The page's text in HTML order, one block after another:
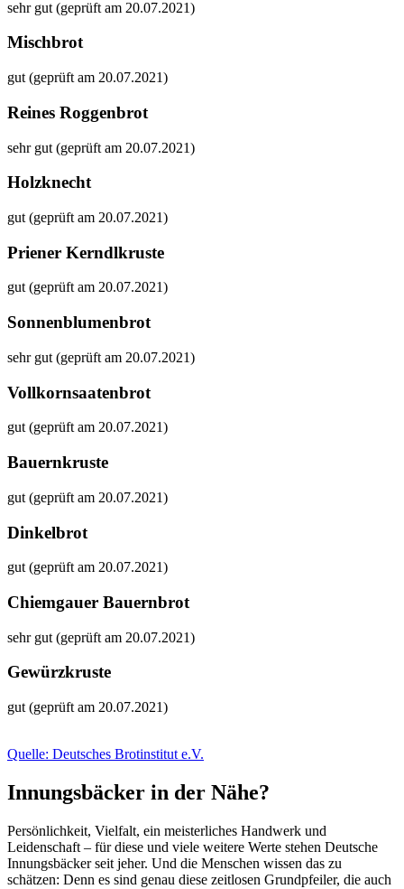
sehr gut (geprüft am 20.07.2021)
Mischbrot
gut (geprüft am 20.07.2021)
Reines Roggenbrot
sehr gut (geprüft am 20.07.2021)
Holzknecht
gut (geprüft am 20.07.2021)
Priener Kerndlkruste
gut (geprüft am 20.07.2021)
Sonnenblumenbrot
sehr gut (geprüft am 20.07.2021)
Vollkornsaatenbrot
gut (geprüft am 20.07.2021)
Bauernkruste
gut (geprüft am 20.07.2021)
Dinkelbrot
gut (geprüft am 20.07.2021)
Chiemgauer Bauernbrot
sehr gut (geprüft am 20.07.2021)
Gewürzkruste
gut (geprüft am 20.07.2021)
Quelle: Deutsches Brotinstitut e.V.
Innungsbäcker in der Nähe?
Persönlichkeit, Vielfalt, ein meisterliches Handwerk und
Leidenschaft – für diese und viele weitere Werte stehen Deutsche
Innungsbäcker seit jeher. Und die Menschen wissen das zu
schätzen: Denn es sind genau diese zeitlosen Grundpfeiler, die auch